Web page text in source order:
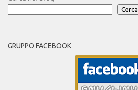
Cerca
GRUPPO FACEBOOK